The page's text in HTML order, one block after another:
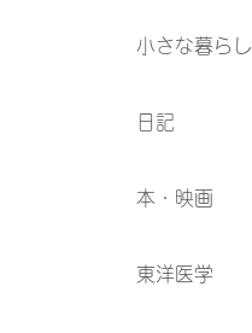
小さな暮らし
日記
本・映画
東洋医学